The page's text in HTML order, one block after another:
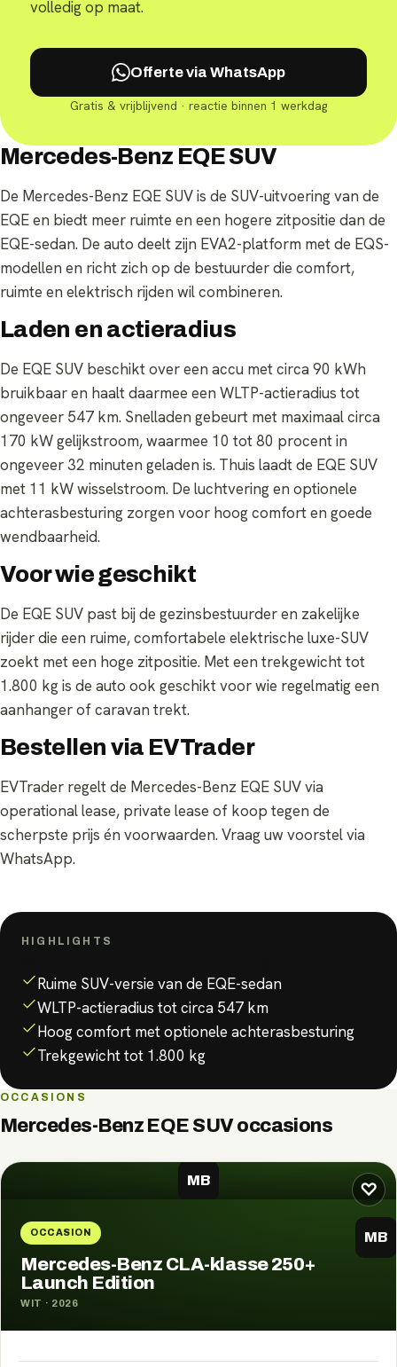
volledig op maat.
Offerte via WhatsApp
Gratis & vrijblijvend · reactie binnen 1 werkdag
Mercedes-Benz EQE SUV
De Mercedes-Benz EQE SUV is de SUV-uitvoering van de
EQE en biedt meer ruimte en een hogere zitpositie dan de
EQE-sedan. De auto deelt zijn EVA2-platform met de EQS-
modellen en richt zich op de bestuurder die comfort,
ruimte en elektrisch rijden wil combineren.
Laden en actieradius
De EQE SUV beschikt over een accu met circa 90 kWh
bruikbaar en haalt daarmee een WLTP-actieradius tot
ongeveer 547 km. Snelladen gebeurt met maximaal circa
170 kW gelijkstroom, waarmee 10 tot 80 procent in
ongeveer 32 minuten geladen is. Thuis laadt de EQE SUV
met 11 kW wisselstroom. De luchtvering en optionele
achterasbesturing zorgen voor hoog comfort en goede
wendbaarheid.
Voor wie geschikt
De EQE SUV past bij de gezinsbestuurder en zakelijke
rijder die een ruime, comfortabele elektrische luxe-SUV
zoekt met een hoge zitpositie. Met een trekgewicht tot
1.800 kg is de auto ook geschikt voor wie regelmatig een
aanhanger of caravan trekt.
Bestellen via EVTrader
EVTrader regelt de Mercedes-Benz EQE SUV via
operational lease, private lease of koop tegen de
scherpste prijs én voorwaarden. Vraag uw voorstel via
WhatsApp.
HIGHLIGHTS
Ruime SUV-versie van de EQE-sedan
WLTP-actieradius tot circa 547 km
Hoog comfort met optionele achterasbesturing
Trekgewicht tot 1.800 kg
OCCASIONS
Mercedes-Benz EQE SUVoccasions
♡
MB
OCCASION MB
Mercedes-Benz CLA-klasse 250+
Launch Edition
WIT · 2026